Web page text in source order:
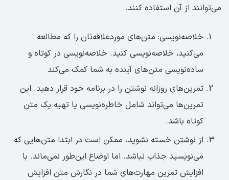
می‌توانند از آن استفاده کنند.
خلاصه‌نویسی: متن‌های موردعلاقه‌تان را که مطالعه
می‌کنید، خلاصه‌نویسی کنید. خلاصه‌نویسی در کوتاه و
ساده‌نویسی متن‌های آینده به شما کمک می‌کند
تمرین‌های روزانه نوشتن را در برنامه خود قرار دهید. این
تمرین‌ها می‌تواند شامل خاطره‌نویسی یا تهیه یک متن
کوتاه باشد.
از نوشتن خسته نشوید. ممکن است در ابتدا متن‌هایی که
می‌نویسید جذاب نباشد. اما اوضاع این‌طور نمی‌ماند. با
افزایش تمرین مهارت‌های شما در نگارش متن افزایش